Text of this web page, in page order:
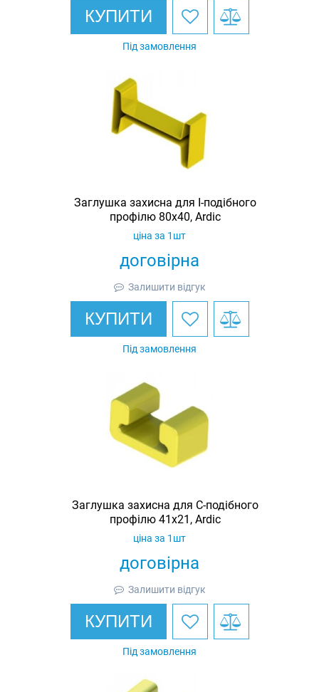
КУПИТИ
Під замовлення
Заглушка захисна для I-подібного
профілю 80х40, Ardic
договірна
ціна за 1шт
Залишити відгук
КУПИТИ
Під замовлення
Заглушка захисна для С-подібного
профілю 41х21, Ardic
договірна
ціна за 1шт
Залишити відгук
КУПИТИ
Під замовлення